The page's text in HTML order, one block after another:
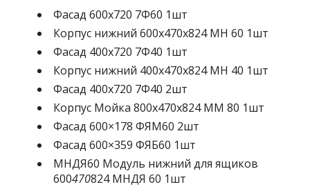
Фасад 600х720 7Ф60 1шт
Корпус нижний 600х470х824 МН 60 1шт
Фасад 400х720 7Ф40 1шт
Корпус нижний 400х470х824 МН 40 1шт
Фасад 400х720 7Ф40 2шт
Корпус Мойка 800х470х824 ММ 80 1шт
Фасад 600×178 ФЯМ60 2шт
Фасад 600×359 ФЯБ60 1шт
МНДЯ60 Модуль нижний для ящиков
600470824 МНДЯ 60 1шт